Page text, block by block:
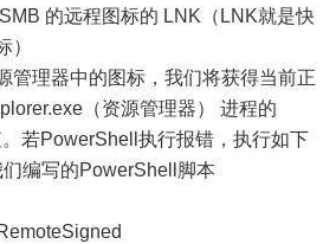
的远程图标的 LNK（LNK就是快
）
管理器中的图标，我们将获得当前正
（资源管理器） 进程的
若PowerShell执行报错，执行如下
编写的PowerShell脚本